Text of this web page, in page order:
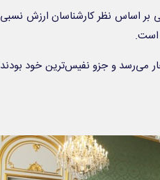
بر اساس نظر کارشناسان ارزش نسبی
قدمت فرش‌هایی که توسط کارشناسان ارزش گذاری شده‌اند به دوره قاجار می‌رسد و جزو نفیس‌‎ترین خود بودند